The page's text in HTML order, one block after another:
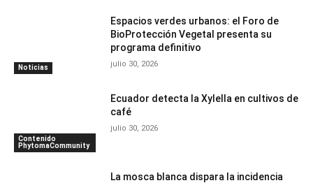
Noticias
Espacios verdes urbanos: el Foro de
BioProtección Vegetal presenta su
programa definitivo
julio 30, 2026
Contenido
PhytomaCommunity
Ecuador detecta la Xylella en cultivos de
café
julio 30, 2026
La mosca blanca dispara la incidencia